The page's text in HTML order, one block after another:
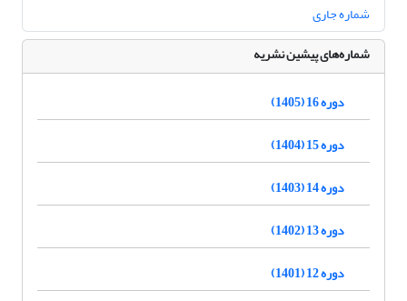
شماره جاری
شماره‌های پیشین نشریه
دوره 16 (1405)
دوره 15 (1404)
دوره 14 (1403)
دوره 13 (1402)
دوره 12 (1401)